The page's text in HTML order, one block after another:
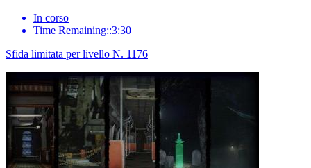
In corso
Time Remaining::3:30
Sfida limitata per livello N. 1176